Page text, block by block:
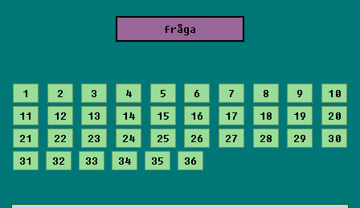
1 2 3 4 5 6 7 8 9
10
11
12 13 14 15 16 17 18 19
20
21
22 23 24 25 26 27 28 29
30
31
32 33 34 35 36